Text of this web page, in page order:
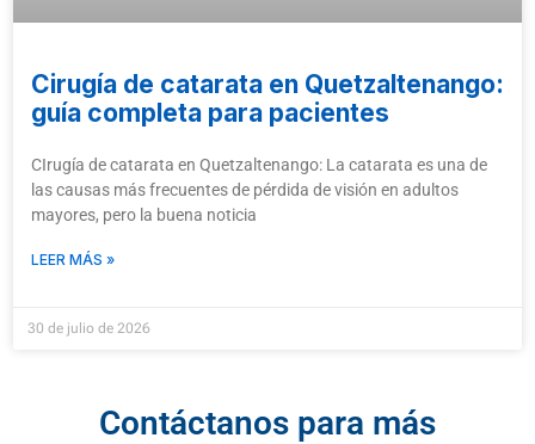
Cirugía de catarata en Quetzaltenango:
guía completa para pacientes
CIrugía de catarata en Quetzaltenango: La catarata es una de
las causas más frecuentes de pérdida de visión en adultos
mayores, pero la buena noticia
LEER MÁS »
30 de julio de 2026
Contáctanos para más